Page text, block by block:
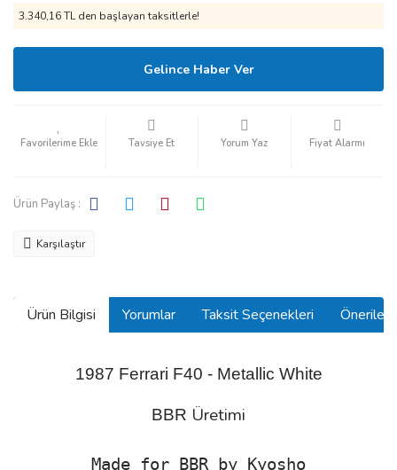
3.340,16 TL den başlayan taksitlerle!
Gelince Haber Ver
Tavsiye Et Yorum Yaz Fiyat Alarmı
Ürün Paylaş :
Karşılaştır
Ürün Bilgisi Yorumlar Taksit Seçenekleri
1987 Ferrari F40 - Metallic White
BBR Üretimi
Made for BBR by Kyosho